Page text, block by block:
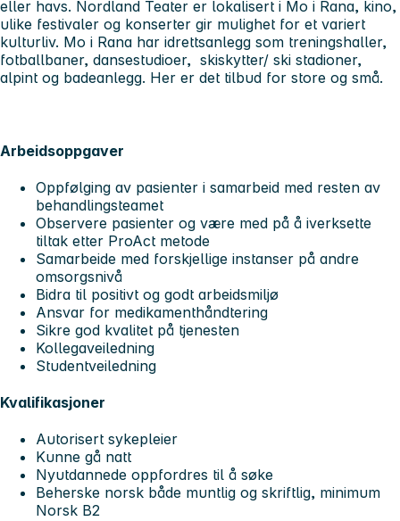
eller havs. Nordland Teater er lokalisert i Mo i Rana, kino,
ulike festivaler og konserter gir mulighet for et variert
kulturliv. Mo i Rana har idrettsanlegg som treningshaller,
fotballbaner, dansestudioer, skiskytter/ ski stadioner,
alpint og badeanlegg. Her er det tilbud for store og små.
Arbeidsoppgaver
Oppfølging av pasienter i samarbeid med resten av
behandlingsteamet
Observere pasienter og være med på å iverksette
tiltak etter ProAct metode
Samarbeide med forskjellige instanser på andre
omsorgsnivå
Bidra til positivt og godt arbeidsmiljø
Ansvar for medikamenthåndtering
Sikre god kvalitet på tjenesten
Kollegaveiledning
Studentveiledning
Kvalifikasjoner
Autorisert sykepleier
Kunne gå natt
Nyutdannede oppfordres til å søke
Beherske norsk både muntlig og skriftlig, minimum
Norsk B2